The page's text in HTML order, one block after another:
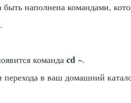
наполнена командами,
командаcd ~.
в ваш домашний